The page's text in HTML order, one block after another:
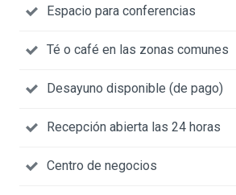
Espacio para conferencias
Té o café en las zonas comunes
Desayuno disponible (de pago)
Recepción abierta las 24 horas
Centro de negocios